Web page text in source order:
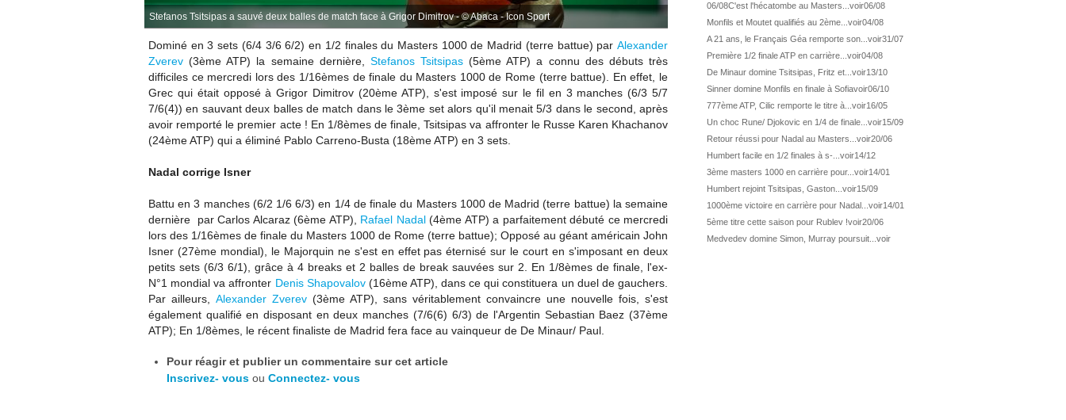
Stefanos Tsitsipas a sauvé deux balles de match face à Grigor Dimitrov - © Abaca - Icon Sport
Dominé en 3 sets (6/4 3/6 6/2) en 1/2 finales du Masters 1000 de Madrid (terre battue) parAlexander
Zverev (3ème ATP) la semaine dernière, Stefanos Tsitsipas (5ème ATP) a connu des débuts très
difficiles ce mercredi lors des 1/16èmes de finale du Masters 1000 de Rome (terre battue). En effet, le
Grec qui était opposé à Grigor Dimitrov (20ème ATP), s'est imposé sur le fil en 3 manches (6/3 5/7
7/6(4)) en sauvant deux balles de match dans le 3ème set alors qu'il menait 5/3 dans le second, après
avoir remporté le premier acte ! En 1/8èmes de finale, Tsitsipas va affronter le Russe Karen Khachanov
(24ème ATP) qui a éliminé Pablo Carreno-Busta (18ème ATP) en 3 sets.
Nadal corrige Isner
Battuen 3 manches (6/2 1/6 6/3)en 1/4 de finale du Masters 1000 de Madrid (terre battue) la semaine
dernière parCarlos Alcaraz (6ème ATP), Rafael Nadal(4ème ATP) a parfaitement débuté ce mercredi
lors des 1/16èmes de finale du Masters 1000 de Rome (terre battue); Opposé au géant américain John
Isner (27ème mondial), le Majorquin ne s'est en effet pas éternisé sur le court en s'imposant en deux
petits sets (6/3 6/1), grâce à 4 breaks et 2 balles de break sauvées sur 2. En 1/8èmes de finale, l'ex-
N°1 mondial va affronter Denis Shapovalov(16ème ATP), dans ce qui constituera un duel de gauchers.
Par ailleurs, Alexander Zverev (3ème ATP), sans véritablement convaincre une nouvelle fois, s'est
également qualifié en disposant en deux manches (7/6(6) 6/3) de l'Argentin Sebastian Baez (37ème
ATP); En 1/8èmes, le récent finaliste de Madrid fera face au vainqueur de De Minaur/ Paul.
Pour réagir et publier un commentaire sur cet article
Inscrivez- vous ou Connectez- vous
WTA Wash. Eala domine Svitolina
ATP Wash. De Minaur éliminé en 1/4
ATP Los Cabos 1ère 1/2 finale pour Géa
WTA Washington Svitolina et Pegula en 1/4
ATP Wash. Pas de 1/4 pour Humbert et Atmane
ATP Washington De Minaur domine Tsitsipas
WTA Washington Fernandez débute bien
ATP Washington Fritz et Musetti en 1/8èmes
ATP Estoril Van Assche remporte son 1er...
06/08C'est l'hécatombe au Masters... voir06/08
Monfils et Moutet qualifiés au 2ème... voir04/08
A 21 ans, le Français Géa remporte son... voir31/07
Première 1/2 finale ATP en carrière... voir04/08
De Minaur domine Tsitsipas, Fritz et... voir13/10
Sinner domine Monfils en finale à Sofiavoir06/10
777ème ATP, Cilic remporte le titre à... voir16/05
Un choc Rune/ Djokovic en 1/4 de finale... voir15/09
Retour réussi pour Nadal au Masters... voir20/06
Humbert facile en 1/2 finales à s-... voir14/12
3ème masters 1000 en carrière pour... voir14/01
Humbert rejoint Tsitsipas, Gaston... voir15/09
1000ème victoire en carrière pour Nadal... voir14/01
5ème titre cette saison pour Rublev !voir20/06
Medvedev domine Simon, Murray poursuit... voir